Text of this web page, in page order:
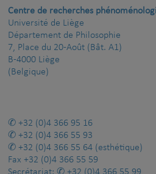
Centre de recherches
Université de Liège
Département de Philosophie
7, Place du 20-Août (Bât. A1)
B-4000 Liège
(Belgique)
+32 (0)4 366 95 16
+32 (0)4 366 55 93
+32 (0)4 366 55 64 (esthétique)
Fax +32 (0)4 366 55 59